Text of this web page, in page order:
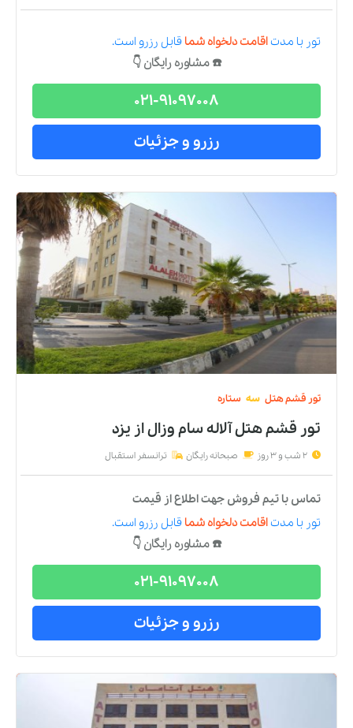
تور با مدتاقامت دلخواه شما قابل رزرو است.
☎️ مشاوره رایگان 👇
021-91097008
رزرو و جزئیات
تور قشمهتل سه ستاره
تور قشم هتل آلاله سام وزالاز یزد
2 شب و 3 روز صبحانه رایگان ترانسفر استقبال
تماس با تیم فروش جهت اطلاع از قیمت
تور با مدتاقامت دلخواه شما قابل رزرو است.
☎️ مشاوره رایگان 👇
021-91097008
رزرو و جزئیات